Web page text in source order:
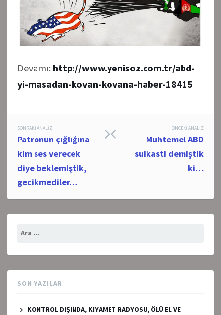
Devamı: http://www.yenisoz.com.tr/abd-
yi-masadan-kovan-kovana-haber-18415
Post
navigation
ÖNCEKI ANALIZ
Muhtemel ABD
suikasti demiştik
ki…
SONRAKI ANALIZ
Patronun çığlığına
kim ses verecek
diye beklemiştik,
gecikmediler…
Arama:
SON YAZILAR
KONTROL DIŞINDA, KIYAMET RADYOSU, ÖLÜ EL VE